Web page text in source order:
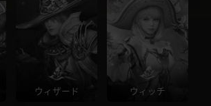
ウィザード ウィッチ